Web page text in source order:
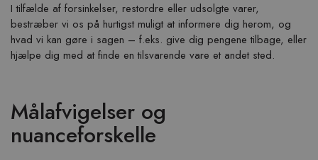
I tilfælde af forsinkelser, restordre eller udsolgte varer,
bestræber vi os på hurtigst muligt at informere dig herom, og
hvad vi kan gøre i sagen – f.eks. give dig pengene tilbage, eller
hjælpe dig med at finde en tilsvarende vare et andet sted.
Målafvigelser og
nuanceforskelle